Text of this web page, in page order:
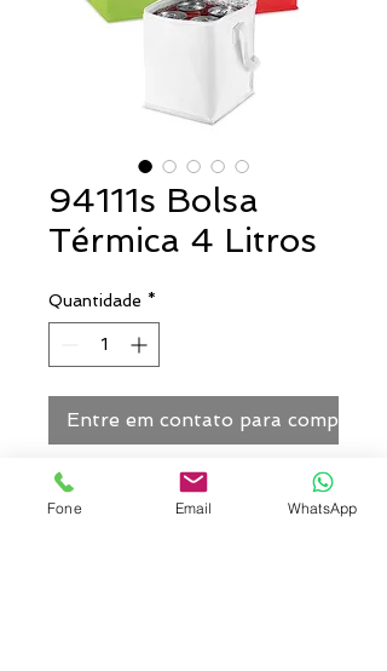
94111s Bolsa
Térmica 4 Litros
Quantidade *
Entre em contato para comprar
Bolsa térmica confeccionada em
poliéster 600D. Capacidade até
Fone Email WhatsApp